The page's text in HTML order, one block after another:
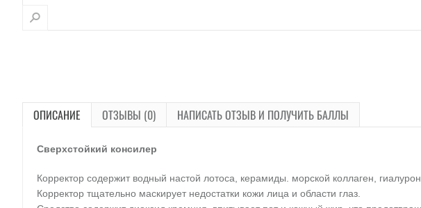
ОПИСАНИЕ ОТЗЫВЫ (0) НАПИСАТЬ ОТЗЫВ И ПОЛУЧИТЬ БАЛЛЫ
Сверхстойкий консилер
Корректор содержит водный настой лотоса, керамиды. морской коллаген,
Корректор тщательно маскирует недостатки кожи лица и области глаз.